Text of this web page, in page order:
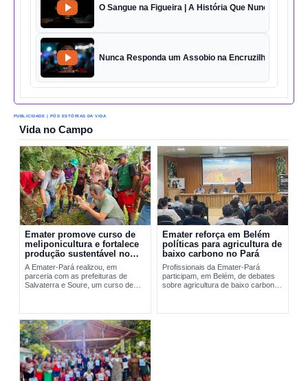
O Sangue na Figueira | A História Que Nunca Foi
Nunca Responda um Assobio na Encruzilhada | O
PUBLICIDADE | PÓS ESTÓRIAS DA VIDA
Vida no Campo
Emater promove curso de
meliponicultura e fortalece
produção sustentável no
Marajó
A Emater-Pará realizou, em
parceria com as prefeituras de
Salvaterra e Soure, um curso de
sustentável de...
Emater reforça em Belém
políticas para agricultura de
baixo carbono no Pará
Profissionais da Emater-Pará
participam, em Belém, de debates
sobre agricultura de baixo carbono